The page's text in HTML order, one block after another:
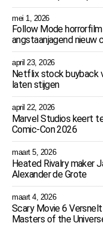
mei 1, 2026
Follow Mode
angstaanjagend nieuw
april 23, 2026
Netflix stock buyback
laten stijgen
april 22, 2026
Marvel Studios keert
Comic-Con 2026
maart 5, 2026
Heated Rivalry maker
Alexander de Grote
maart 4, 2026
Scary Movie 6
Masters of the